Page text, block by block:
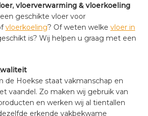
vloerverwarming & vloerkoeling
geschikte vloer voor
vloerkoeling? Of weten welke vloer in
is? Wij helpen u graag met een
de Hoekse staat vakmanschap en
vaandel. Zo maken wij gebruik van
en werken wij al tientallen
erkende vakbekwame